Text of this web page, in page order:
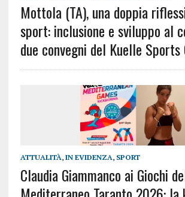
Mottola (TA), una doppia
sport: inclusione e sviluppo al
due convegni del Kuelle Sports
ATTUALITÀ, IN EVIDENZA, SPORT
Claudia Giammanco ai Giochi